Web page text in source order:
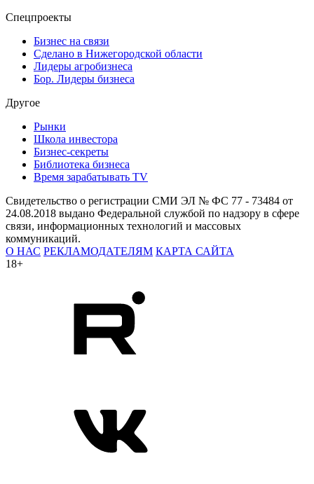
Спецпроекты
Бизнес на связи
Сделано в Нижегородской области
Лидеры агробизнеса
Бор. Лидеры бизнеса
Другое
Рынки
Школа инвестора
Бизнес-секреты
Библиотека бизнеса
Время зарабатывать TV
Свидетельство о регистрации СМИ ЭЛ № ФС 77 - 73484 от
24.08.2018 выдано Федеральной службой по надзору в сфере
связи, информационных технологий и массовых
коммуникаций.
О НАС РЕКЛАМОДАТЕЛЯМ КАРТА САЙТА
18+